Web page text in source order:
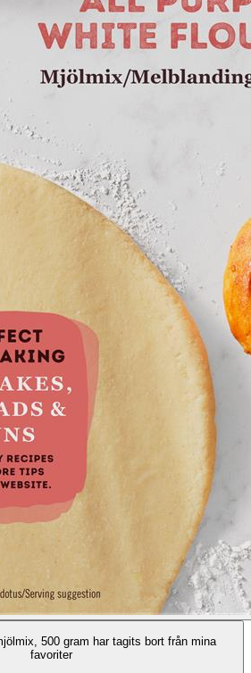
500 gram har tagits bort från mina
favoriter